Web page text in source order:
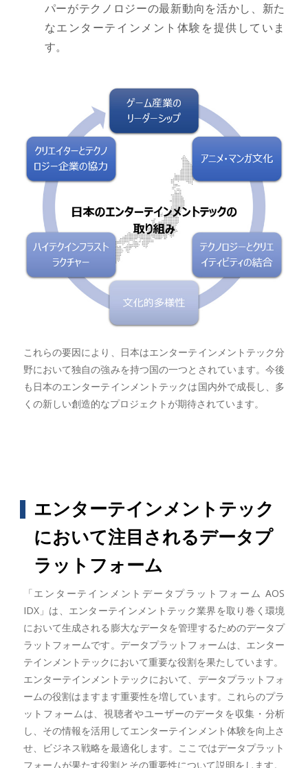
パーがテクノロジーの最新動向を活かし、新た
なエンターテインメント体験を提供していま
す。
これらの要因により、日本はエンターテインメントテック分
野において独自の強みを持つ国の一つとされています。今後
も日本のエンターテインメントテックは国内外で成長し、多
くの新しい創造的なプロジェクトが期待されています。
エンターテインメントテック
において注目されるデータプ
ラットフォーム
「エンターテインメントデータプラットフォーム AOS
IDX」は、エンターテインメントテック業界を取り巻く環境
において生成される膨大なデータを管理するためのデータプ
ラットフォームです。データプラットフォームは、エンター
テインメントテックにおいて重要な役割を果たしています。
エンターテインメントテックにおいて、データプラットフォ
ームの役割はますます重要性を増しています。これらのプラ
ットフォームは、視聴者やユーザーのデータを収集・分析
し、その情報を活用してエンターテインメント体験を向上さ
せ、ビジネス戦略を最適化します。ここではデータプラット
フォームが果たす役割とその重要性について説明をします。